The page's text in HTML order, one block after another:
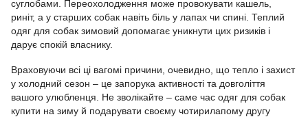
суглобами. Переохолодження може провокувати кашель,
риніт, а у старших собак навіть біль у лапах чи спині. Теплий
одяг для собак зимовий допомагає уникнути цих ризиків і
дарує спокій власнику.
Враховуючи всі ці вагомі причини, очевидно, що тепло і захист
у холодний сезон – це запорука активності та довголіття
вашого улюбленця. Не зволікайте – саме час одяг для собак
купити на зиму й подарувати своєму чотирилапому другу